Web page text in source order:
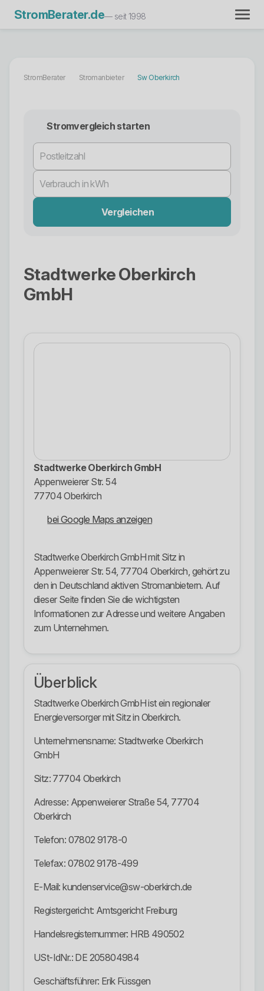
StromBerater.de— seit 1998
StromBerater Stromanbieter Sw Oberkirch
Stromvergleich starten
Vergleichen
Stadtwerke Oberkirch
GmbH
Stadtwerke Oberkirch GmbH
Appenweierer Str. 54
77704 Oberkirch
bei Google Maps anzeigen
Stadtwerke Oberkirch GmbH mit Sitz in
Appenweierer Str. 54, 77704 Oberkirch, gehört zu
den in Deutschland aktiven Stromanbietern. Auf
dieser Seite finden Sie die wichtigsten
Informationen zur Adresse und weitere Angaben
zum Unternehmen.
Überblick
Stadtwerke Oberkirch GmbH ist ein regionaler
Energieversorger mit Sitz in Oberkirch.
Unternehmensname: Stadtwerke Oberkirch
GmbH
Sitz: 77704 Oberkirch
Adresse: Appenweierer Straße 54, 77704
Oberkirch
Telefon: 07802 9178-0
Telefax: 07802 9178-499
E-Mail: kundenservice@sw-oberkirch.de
Registergericht: Amtsgericht Freiburg
Handelsregisternummer: HRB 490502
USt-IdNr.: DE 205804984
Geschäftsführer: Erik Füssgen